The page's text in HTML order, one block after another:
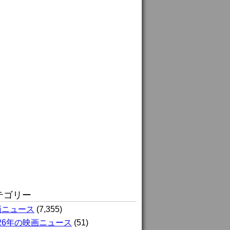
ゴリー
ュース (7,355)
年の映画ニュース (51)